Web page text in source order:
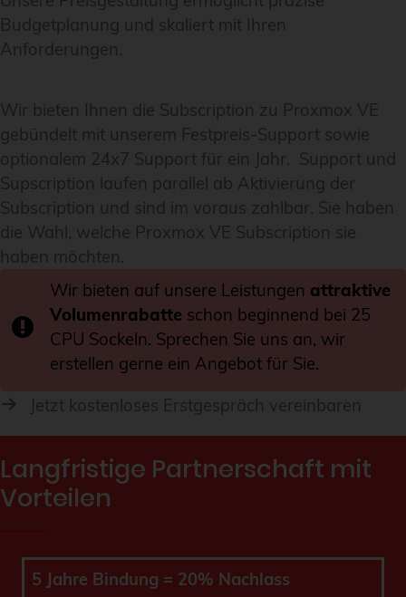
Budgetplanung und skaliert mit Ihren
Anforderungen.
Wir bieten Ihnen die Subscription zu Proxmox VE
gebündelt mit unserem Festpreis-Support sowie
optionalem 24x7 Support für ein Jahr. Support und
Supscription laufen parallel ab Aktivierung der
Subscription und sind im voraus zahlbar. Sie haben
die Wahl, welche Proxmox VE Subscription sie
haben möchten.
Wir bieten auf unsere Leistungen attraktive
Volumenrabatte schon beginnend bei 25
CPU Sockeln. Sprechen Sie uns an, wir
erstellen gerne ein Angebot für Sie.
Jetzt kostenloses Erstgespräch vereinbaren
Langfristige Partnerschaft mit
Vorteilen
5 Jahre Bindung = 20% Nachlass